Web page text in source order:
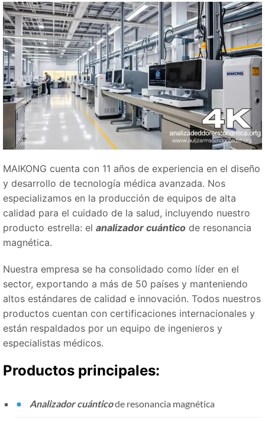
MAIKONG cuenta con 11 años de experiencia en el diseño
y desarrollo de tecnología médica avanzada. Nos
especializamos en la producción de equipos de alta
calidad para el cuidado de la salud, incluyendo nuestro
producto estrella: el analizador cuántico de resonancia
magnética.
Nuestra empresa se ha consolidado como líder en el
sector, exportando a más de 50 países y manteniendo
altos estándares de calidad e innovación. Todos nuestros
productos cuentan con certificaciones internacionales y
están respaldados por un equipo de ingenieros y
especialistas médicos.
Productos principales:
Analizador cuánticode resonancia magnética